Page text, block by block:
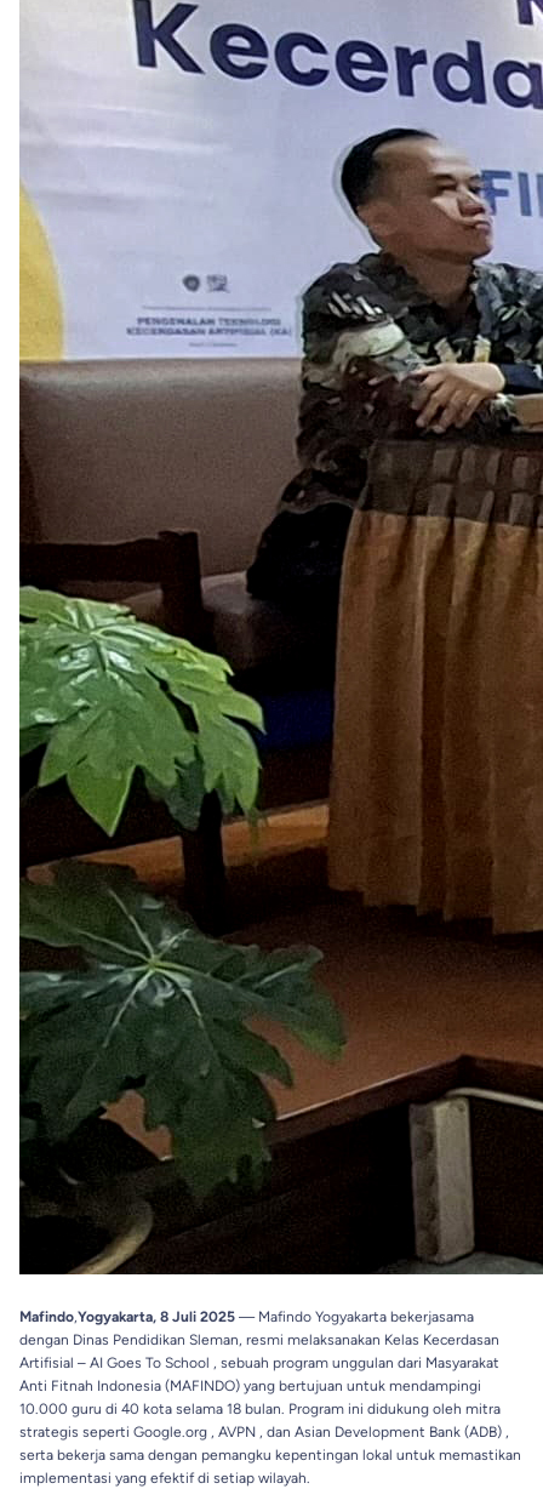
Mafindo,Yogyakarta, 8 Juli 2025 — Mafindo Yogyakarta bekerjasama
dengan Dinas Pendidikan Sleman, resmi melaksanakan Kelas Kecerdasan
Artifisial – AI Goes To School , sebuah program unggulan dari Masyarakat
Anti Fitnah Indonesia (MAFINDO) yang bertujuan untuk mendampingi
10.000 guru di 40 kota selama 18 bulan. Program ini didukung oleh mitra
strategis seperti Google.org , AVPN , dan Asian Development Bank (ADB) ,
serta bekerja sama dengan pemangku kepentingan lokal untuk memastikan
implementasi yang efektif di setiap wilayah.